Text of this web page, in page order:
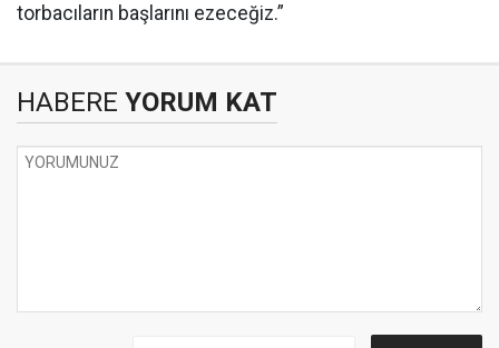
torbacıların başlarını ezeceğiz.”
HABERE YORUM KAT